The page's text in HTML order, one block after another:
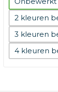
2
3
4